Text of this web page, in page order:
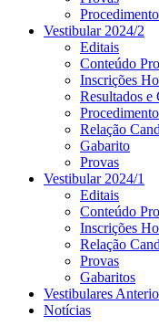
Vestibular 2024/2
Editais
Conteúdo
Inscrições
Resultados e
Relação
Gabarito
Provas
Vestibular 2024/1
Editais
Conteúdo
Inscrições
Relação
Provas
Gabaritos
Vestibulares
Notícias